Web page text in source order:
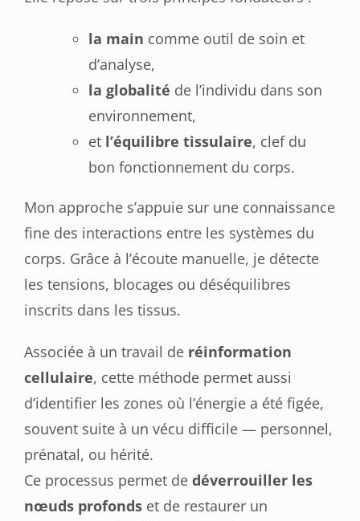
la main comme outil de soin et
d’analyse,
la globalité de l’individu dans son
environnement,
etl’équilibre tissulaire, clef du
bon fonctionnement du corps.
Mon approche s’appuie sur une connaissance
fine des interactions entre les systèmes du
corps. Grâce à l’écoute manuelle, je détecte
les tensions, blocages ou déséquilibres
inscrits dans les tissus.
Associée à un travail de réinformation
cellulaire, cette méthode permet aussi
d’identifier les zones où l’énergie a été figée,
souvent suite à un vécu difficile — personnel,
prénatal, ou hérité.
Ce processus permet de déverrouiller les
nœuds profondset de restaurer un